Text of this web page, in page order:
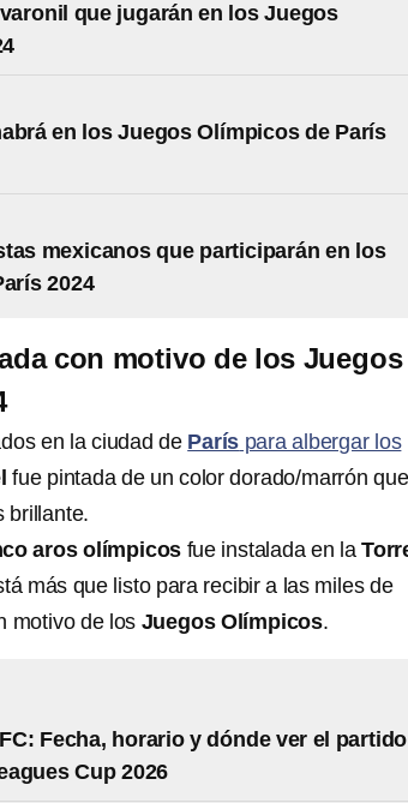
que jugarán en los Juegos
en los Juegos Olímpicos de París
mexicanos que participarán en los
2024
con motivo de los Juegos
en la ciudad de París para albergar los
fue pintada de un color dorado/marrón que
brillante.
aros olímpicos fue instalada en la
más que listo para recibir a las miles de
motivo de los Juegos Olímpicos.
Fecha, horario y dónde ver el partido
Cup 2026